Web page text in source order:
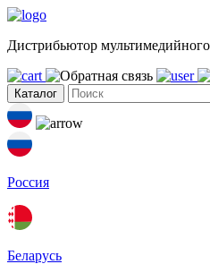
Дистрибьютор
Каталог
Россия
Беларусь